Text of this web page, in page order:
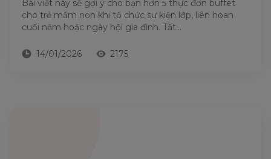
Bài viết này sẽ gợi ý cho bạn hơn 5 thực đơn buffet
cho trẻ mầm non khi tổ chức sự kiện lớp, liên hoan
cuối năm hoặc ngày hội gia đình. Tất...
14/01/2026 2175